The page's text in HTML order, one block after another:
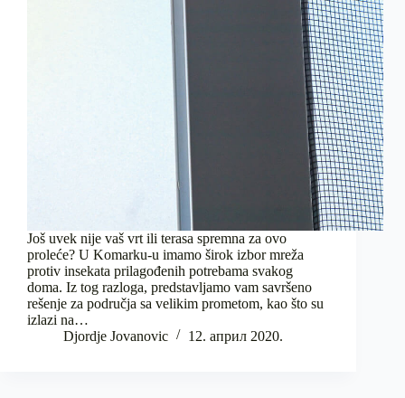
Još uvek nije vaš vrt ili terasa spremna za ovo
proleće? U Komarku-u imamo širok izbor mreža
protiv insekata prilagođenih potrebama svakog
doma. Iz tog razloga, predstavljamo vam savršeno
rešenje za područja sa velikim prometom, kao što su
izlazi na…
Djordje Jovanovic
12. април 2020.